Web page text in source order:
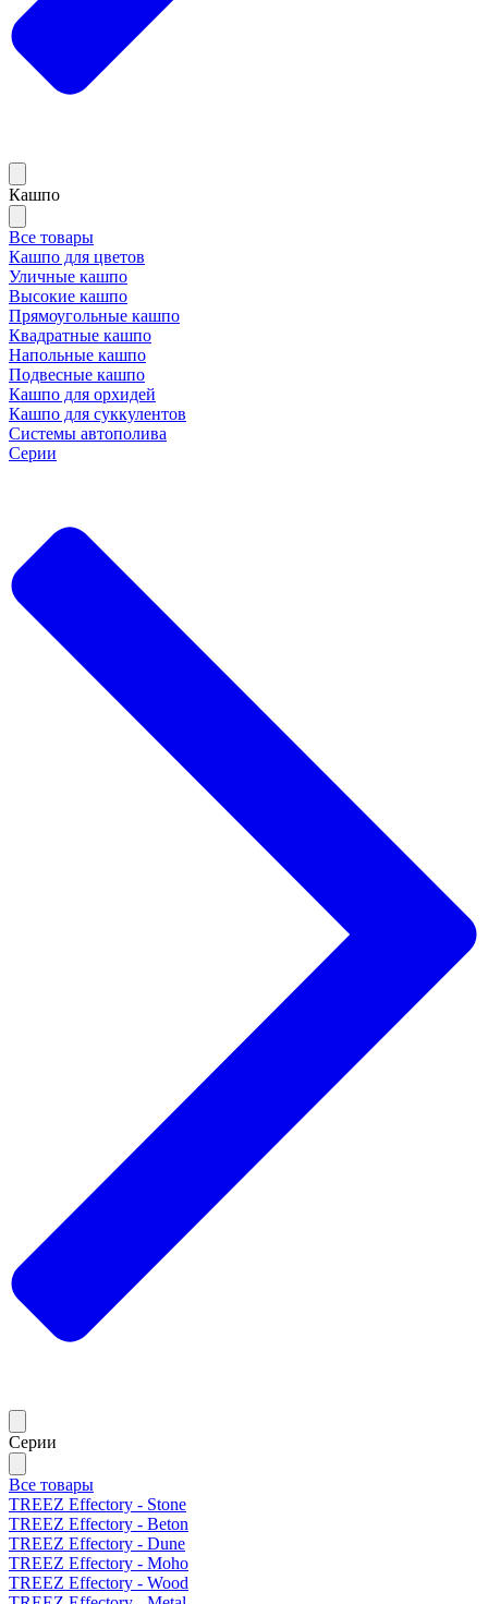
Кашпо
Все товары
Кашпо для цветов
Уличные кашпо
Высокие кашпо
Прямоугольные кашпо
Квадратные кашпо
Напольные кашпо
Подвесные кашпо
Кашпо для орхидей
Кашпо для суккулентов
Системы автополива
Серии
Серии
Все товары
TREEZ Effectory - Stone
TREEZ Effectory - Beton
TREEZ Effectory - Dune
TREEZ Effectory - Moho
TREEZ Effectory - Wood